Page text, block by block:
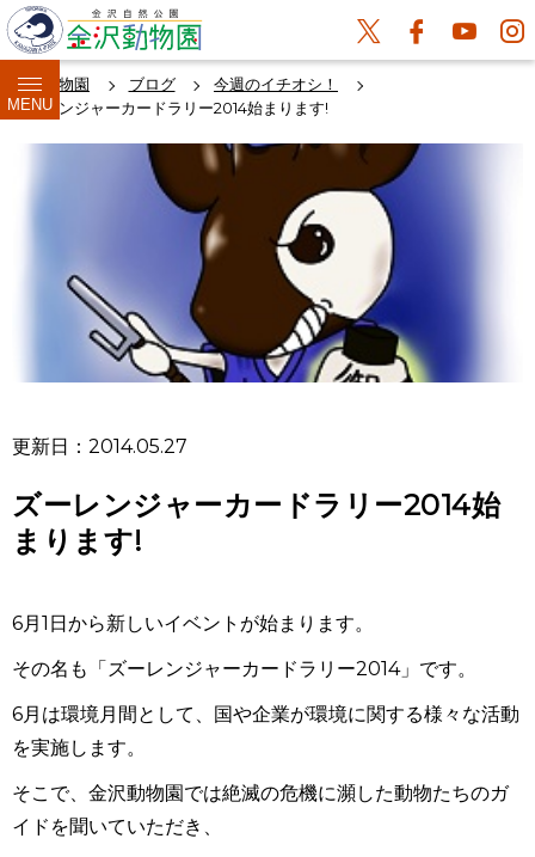
MENU
金沢動物園 ブログ
今週のイチオシ！
ズーレンジャーカードラリー2014始まります!
更新日：2014.05.27
ズーレンジャーカードラリー2014始
まります!
6月1日から新しいイベントが始まります。
その名も「ズーレンジャーカードラリー2014」です。
6月は環境月間として、国や企業が環境に関する様々な活動
を実施します。
そこで、金沢動物園では絶滅の危機に瀕した動物たちのガ
イドを聞いていただき、